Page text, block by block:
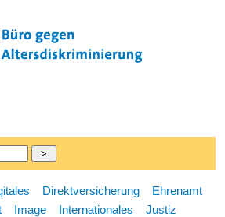
Direktversicherung
Ehrenamt
Image Internationales
Justiz